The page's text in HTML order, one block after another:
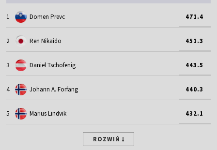
1 Domen Prevc 471.4
2 Ren Nikaido 451.3
3 Daniel Tschofenig 443.5
4 Johann A. Forfang 440.3
5 Marius Lindvik 432.1
ROZWIŃ